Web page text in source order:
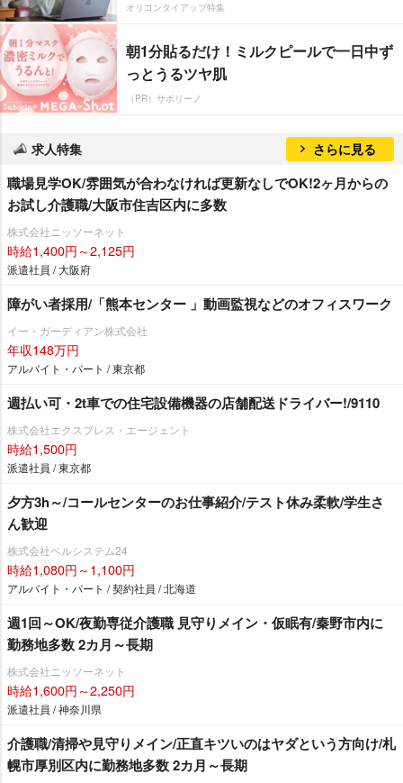
オリコンタイアップ特集
朝1分貼るだけ！ミルクピールで一日中ず
っとうるツヤ肌
（PR）サボリーノ
求人特集 さらに見る
職場見学OK/雰囲気が合わなければ更新なしでOK!2ヶ月からの
お試し介護職/大阪市住吉区内に多数
株式会社ニッソーネット
時給1,400円～2,125円
派遣社員 / 大阪府
障がい者採用/「熊本センター 」動画監視などのオフィスワーク
イー・ガーディアン株式会社
年収148万円
アルバイト・パート / 東京都
週払い可・2t車での住宅設備機器の店舗配送ドライバー!/9110
株式会社エクスプレス・エージェント
時給1,500円
派遣社員 / 東京都
夕方3h～/コールセンターのお仕事紹介/テスト休み柔軟/学生さ
ん歓迎
株式会社ベルシステム24
時給1,080円～1,100円
アルバイト・パート / 契約社員 / 北海道
週1回～OK/夜勤専従介護職 見守りメイン・仮眠有/秦野市内に
勤務地多数 2カ月～長期
株式会社ニッソーネット
時給1,600円～2,250円
派遣社員 / 神奈川県
介護職/清掃や見守りメイン/正直キツいのはヤダという方向け/札
幌市厚別区内に勤務地多数 2カ月～長期